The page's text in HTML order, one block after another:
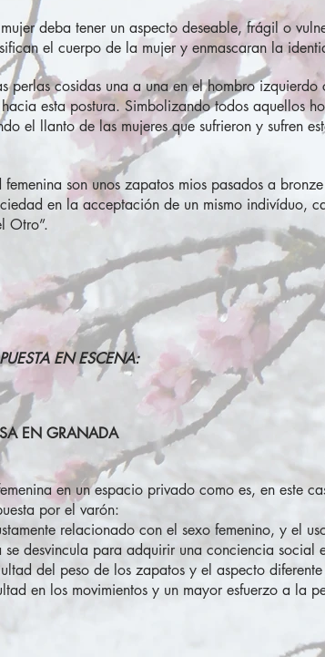
deba tener un aspecto deseable, frágil o
el cuerpo de la mujer y enmascaran la
perlas cosidas una a una en el hombro
esta postura. Simbolizando todos aquellos
el llanto de las mujeres que sufrieron y sufren
son unos zapatos mios pasados a
en la acceptación de un mismo indivíduo,
Otro”.
EN ESCENA:
EN GRANADA
en un espacio privado como es, en este
por el varón:
relacionado con el sexo femenino, y el
desvincula para adquirir una conciencia social
del peso de los zapatos y el aspecto
en los movimientos y un mayor esfuerzo a la